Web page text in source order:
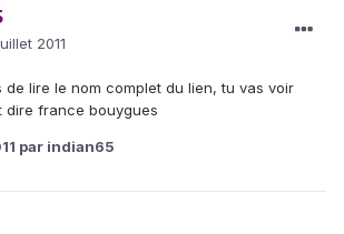
2011
de lire le nom complet du lien, tu vas voir
france bouygues
par indian65